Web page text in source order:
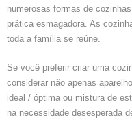
numerosas formas de
prática esmagadora. As
toda a família se reúne.
Se você preferir criar uma
considerar não apenas
ideal / óptima ou mistura de
na necessidade desesperada